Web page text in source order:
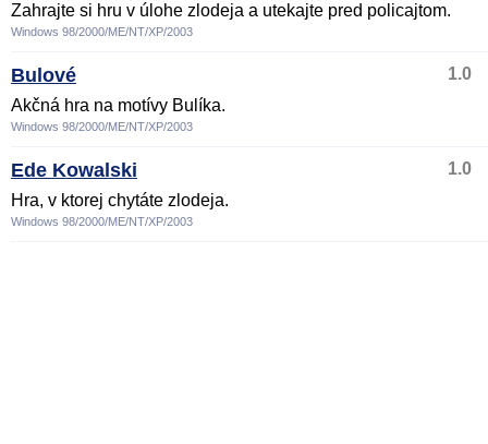
Zahrajte si hru v úlohe zlodeja a utekajte pred policajtom.
Windows 98/2000/ME/NT/XP/2003
Bulové
1.0
Akčná hra na motívy Bulíka.
Windows 98/2000/ME/NT/XP/2003
Ede Kowalski
1.0
Hra, v ktorej chytáte zlodeja.
Windows 98/2000/ME/NT/XP/2003